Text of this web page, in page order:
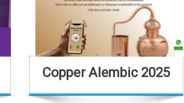
Copper Alembic 2025